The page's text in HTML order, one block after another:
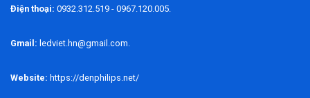
Điện thoại: 0932.312.519 - 0967.120.005.
Gmail: ledviet.hn@gmail.com.
Website: https://denphilips.net/